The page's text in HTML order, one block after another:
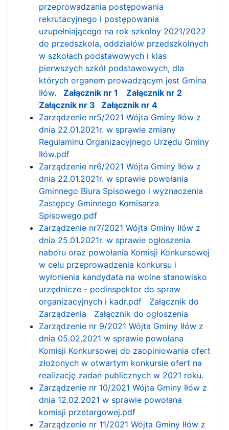
przeprowadzania postępowania
rekrutacyjnego i postępowania
uzupełniającego na rok szkolny 2021/2022
do przedszkola, oddziałów przedszkolnych
w szkołach podstawowych i klas
pierwszych szkół podstawowych, dla
których organem prowadzącym jest Gmina
Iłów. Załącznik nr 1
Załącznik nr 2
Załącznik nr 3
Załącznik nr 4
Zarządzenie nr5/2021 Wójta Gminy Iłów z
dnia 22.01.2021r. w sprawie zmiany
Regulaminu Organizacyjnego Urzędu Gminy
Iłów.pdf
Zarządzenie nr6/2021 Wójta Gminy Iłów z
dnia 22.01.2021r. w sprawie powołania
Gminnego Biura Spisowego i wyznaczenia
Zastępcy Gminnego Komisarza
Spisowego.pdf
Zarządzenie nr7/2021 Wójta Gminy Iłów z
dnia 25.01.2021r. w sprawie ogłoszenia
naboru oraz powołania Komisji Konkursowej
w celu przeprowadzenia konkursu i
wyłonienia kandydata na wolne stanowisko
urzędnicze - podinspektor do spraw
organizacyjnych i kadr.pdf
Załącznik do
Zarządzenia
Załącznik do ogłoszenia
Zarządzenie nr 9/2021 Wójta Gminy Iłów z
dnia 05.02.2021 w sprawie powołana
Komisji Konkursowej do zaopiniowania ofert
złożonych w otwartym konkursie ofert na
realizację zadań publicznych w 2021 roku.
Zarządzenie nr 10/2021 Wójta Gminy Iłów z
dnia 12.02.2021 w sprawie powołana
komisji przetargowej.pdf
Zarządzenie nr 11/2021 Wójta Gminy Iłów z